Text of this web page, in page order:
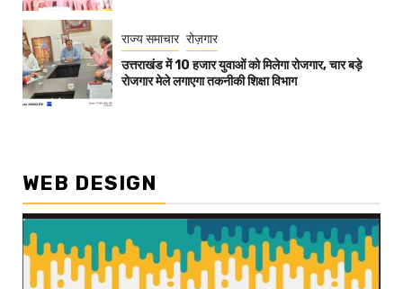
राज्य समाचार रोज़गार
उत्तराखंड में 10 हजार युवाओं को मिलेगा रोजगार, चार बड़े
रोजगार मेले लगाएगा तकनीकी शिक्षा विभाग
WEB DESIGN